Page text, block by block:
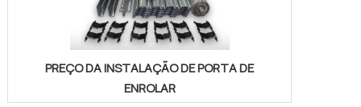
PREÇO DA INSTALAÇÃO DE PORTA DE
ENROLAR